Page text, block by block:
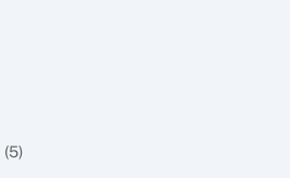
(5)